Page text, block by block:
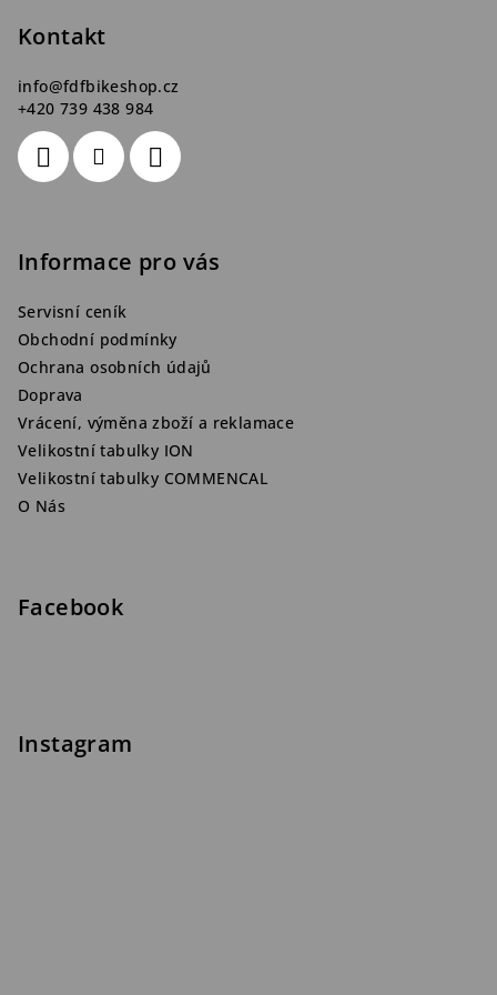
Kontakt
info@fdfbikeshop.cz
+420 739 438 984
Informace pro vás
Servisní ceník
Obchodní podmínky
Ochrana osobních údajů
Doprava
Vrácení, výměna zboží a reklamace
Velikostní tabulky ION
Velikostní tabulky COMMENCAL
O Nás
Facebook
Instagram